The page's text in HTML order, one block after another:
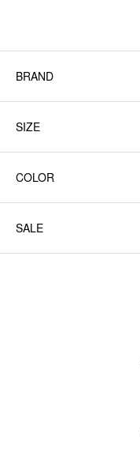
BRAND
SIZE
COLOR
SALE